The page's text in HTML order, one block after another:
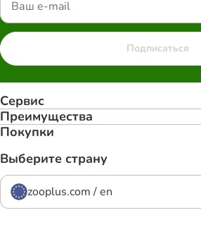
Подписаться
Сервис
Преимуществa
Покупки
Выберите страну
zooplus.com / en